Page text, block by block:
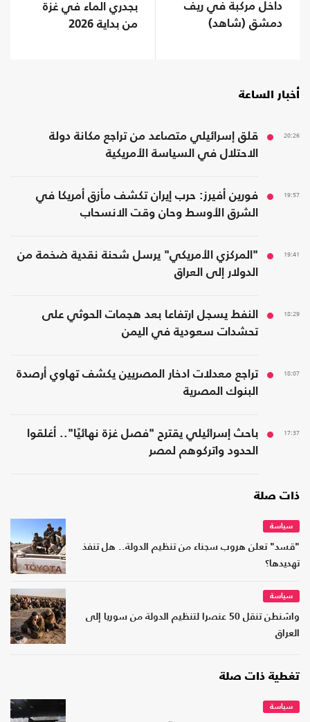
داخل مركبة في ريف
دمشق (شاهد)
بجدري الماء في غزة
من بداية 2026
أخبار الساعة
20:26
قلق إسرائيلي متصاعد من تراجع مكانة دولة
الاحتلال في السياسة الأمريكية
19:57
فورين أفيرز: حرب إيران تكشف مأزق أمريكا في
الشرق الأوسط وحان وقت الانسحاب
19:41
"المركزي الأمريكي" يرسل شحنة نقدية ضخمة من
الدولار إلى العراق
18:29
النفط يسجل ارتفاعا بعد هجمات الحوثي على
تحشدات سعودية في اليمن
18:07
تراجع معدلات ادخار المصريين يكشف تهاوي أرصدة
البنوك المصرية
17:37
باحث إسرائيلي يقترح "فصل غزة نهائيًا".. أغلقوا
الحدود واتركوهم لمصر
ذات صلة
سياسة
"قسد" تعلن هروب سجناء من تنظيم الدولة.. هل تنفذ
تهديدها؟
سياسة
واشنطن تنقل 50 عنصرا لتنظيم الدولة من سوريا إلى
العراق
تغطية ذات صلة
سياسة